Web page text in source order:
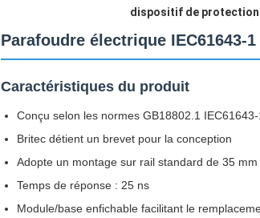
dispositif de protection
Parafoudre électrique IEC61643-1
Caractéristiques du produit
Conçu selon les normes GB18802.1 IEC61643-
Britec détient un brevet pour la conception
Adopte un montage sur rail standard de 35 mm
Temps de réponse : 25 ns
Module/base enfichable facilitant le